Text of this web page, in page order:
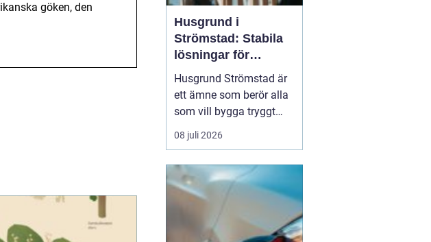
göken, den
Husgrund i
Strömstad: Stabila
lösningar för
boende vid kusten
Husgrund Strömstad är
ett ämne som berör alla
som vill bygga tryggt
och långsiktigt nära
havet. Närheten till
och bergig terräng ställer
höga krav på både p...
08 juli 2026